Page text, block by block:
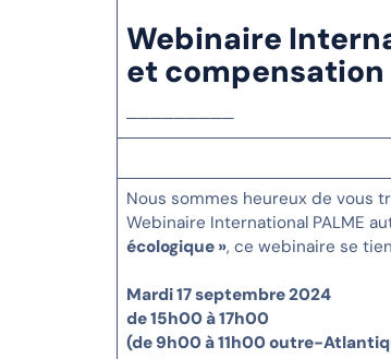
Webinaire
et
─────────
Nous sommes heureux de vous
Webinaire International PALME
écologique », ce webinaire se
Mardi 17 septembre 2024
de 15h00 à 17h00
(de 9h00 à 11h00 outre-